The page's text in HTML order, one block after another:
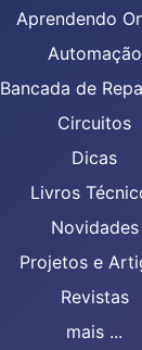
Aprendendo
Automação
Bancada de
Circuitos
Dicas
Livros
Novidades
Projetos e
Revistas
mais ...